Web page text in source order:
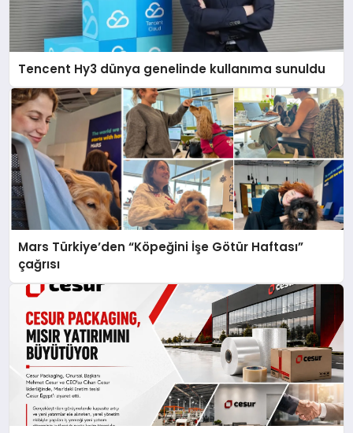
Tencent Hy3 dünya genelinde kullanıma sunuldu
Mars Türkiye’den “Köpeğini İşe Götür Haftası”
çağrısı